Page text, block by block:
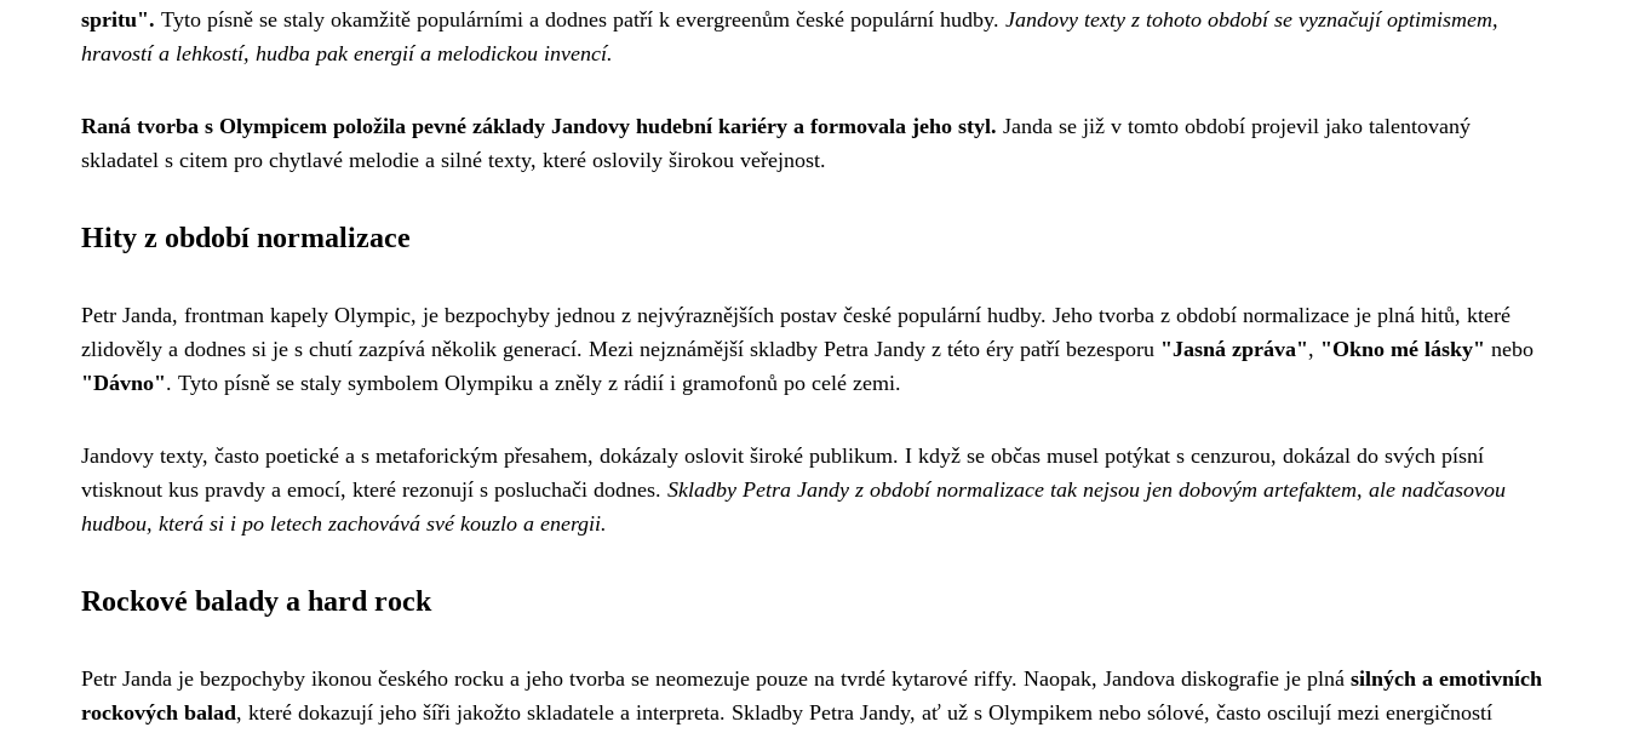
spritu". Tyto písně se staly okamžitě populárními a dodnes patří k evergreenům české populární hudby. Jandovy texty z tohoto období se vyznačují optimismem,
hravostí a lehkostí, hudba pak energií a melodickou invencí.
Raná tvorba s Olympicem položila pevné základy Jandovy hudební kariéry a formovala jeho styl. Janda se již v tomto období projevil jako talentovaný
skladatel s citem pro chytlavé melodie a silné texty, které oslovily širokou veřejnost.
Hity z období normalizace
Petr Janda, frontman kapely Olympic, je bezpochyby jednou z nejvýraznějších postav české populární hudby. Jeho tvorba z období normalizace je plná hitů, které
zlidověly a dodnes si je s chutí zazpívá několik generací. Mezi nejznámější skladby Petra Jandy z této éry patří bezesporu "Jasná zpráva", "Okno mé lásky" nebo
"Dávno". Tyto písně se staly symbolem Olympiku a zněly z rádií i gramofonů po celé zemi.
Jandovy texty, často poetické a s metaforickým přesahem, dokázaly oslovit široké publikum. I když se občas musel potýkat s cenzurou, dokázal do svých písní
vtisknout kus pravdy a emocí, které rezonují s posluchači dodnes. Skladby Petra Jandy z období normalizace tak nejsou jen dobovým artefaktem, ale nadčasovou
hudbou, která si i po letech zachovává své kouzlo a energii.
Rockové balady a hard rock
Petr Janda je bezpochyby ikonou českého rocku a jeho tvorba se neomezuje pouze na tvrdé kytarové riffy. Naopak, Jandova diskografie je plná silných a emotivních
rockových balad, které dokazují jeho šíři jakožto skladatele a interpreta. Skladby Petra Jandy, ať už s Olympikem nebo sólové, často oscilují mezi energičností